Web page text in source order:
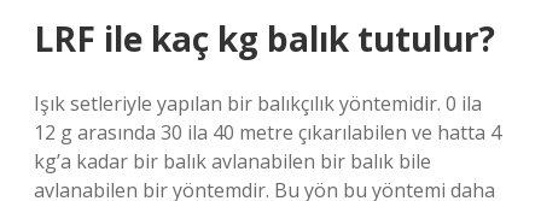
LRF ile kaç kg balık tutulur?
Işık setleriyle yapılan bir balıkçılık yöntemidir. 0 ila
12 g arasında 30 ila 40 metre çıkarılabilen ve hatta 4
kg’a kadar bir balık avlanabilen bir balık bile
avlanabilen bir yöntemdir. Bu yön bu yöntemi daha